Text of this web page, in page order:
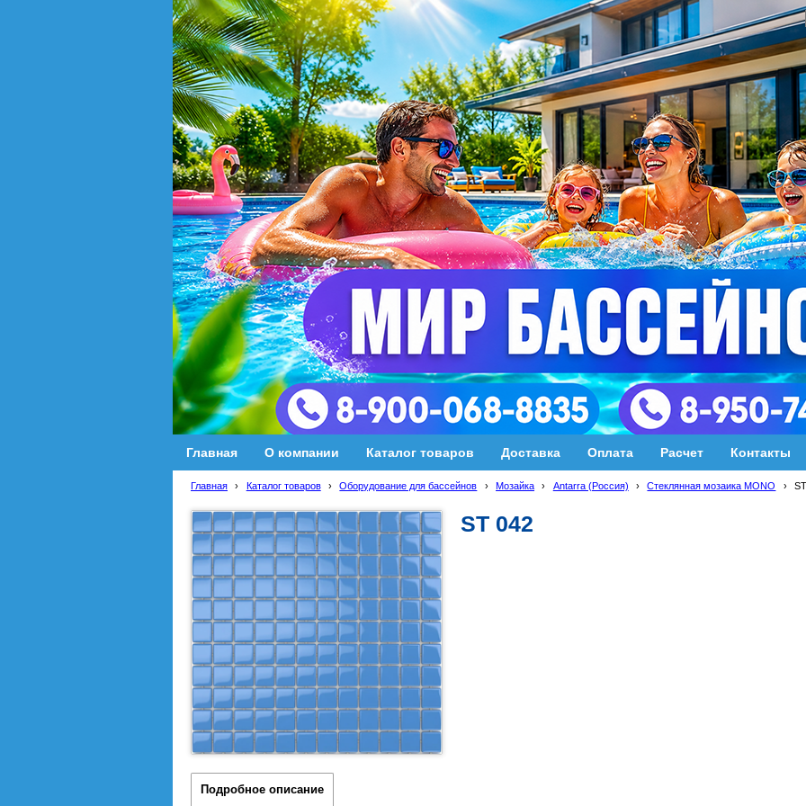
Главная О компании Каталог товаров Доставка Оплата Расчет Контакты
Главная › Каталог товаров › Оборудование для бассейнов › Мозайка › Antarra (Россия) › Стеклянная мозаика MONO ›
ST 042
Подробное описание